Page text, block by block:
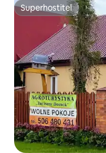
Superhostiteľ
Superhostiteľ